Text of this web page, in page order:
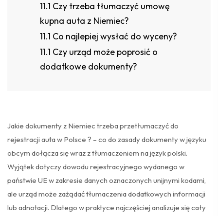
Czy trzeba tłumaczyć umowę
kupna auta z Niemiec?
Co najlepiej wysłać do wyceny?
Czy urząd może poprosić o
dodatkowe dokumenty?
Jakie dokumenty z Niemiec trzeba przetłumaczyć do
rejestracji auta w Polsce ? – co do zasady dokumenty w języku
obcym dołącza się wraz z tłumaczeniem na język polski.
Wyjątek dotyczy dowodu rejestracyjnego wydanego w
państwie UE w zakresie danych oznaczonych unijnymi kodami,
ale urząd może zażądać tłumaczenia dodatkowych informacji
lub adnotacji. Dlatego w praktyce najczęściej analizuje się cały